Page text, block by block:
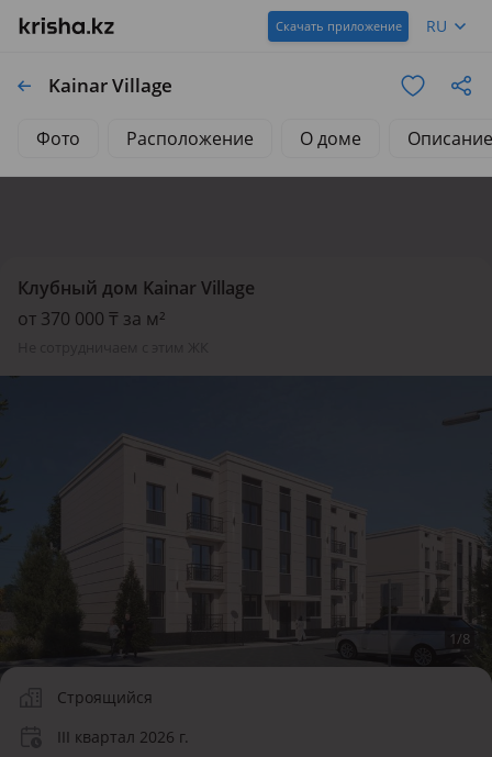
Скачать приложение RU
Kainar Village
Фото Расположение О доме Описание
Клубный дом Kainar Village
от 370 000 ₸ за м²
1/8
Строящийся
III квартал 2026 г.